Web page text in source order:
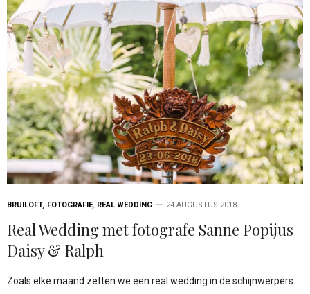
BRUILOFT, FOTOGRAFIE, REAL WEDDING 24 AUGUSTUS 2018
Real Wedding met fotografe Sanne Popijus
Daisy & Ralph
Zoals elke maand zetten we een real wedding in de schijnwerpers.